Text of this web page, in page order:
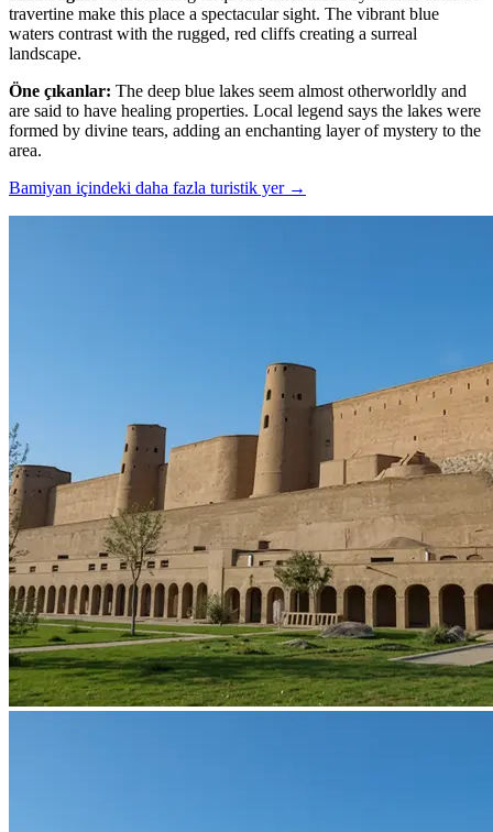
travertine make this place a spectacular sight. The vibrant blue
waters contrast with the rugged, red cliffs creating a surreal
landscape.
Öne çıkanlar: The deep blue lakes seem almost otherworldly and
are said to have healing properties. Local legend says the lakes were
formed by divine tears, adding an enchanting layer of mystery to the
area.
Bamiyan içindeki daha fazla turistik yer→